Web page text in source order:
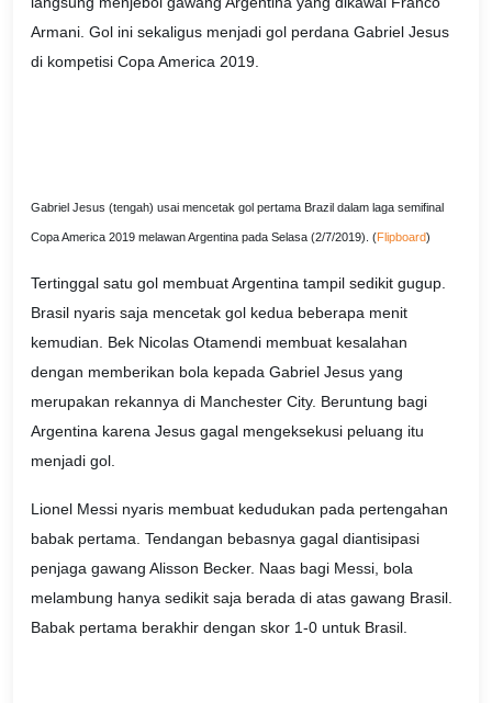
Armani. Gol ini sekaligus menjadi gol perdana Gabriel Jesus
di kompetisi Copa America 2019.
Gabriel Jesus (tengah) usai mencetak gol pertama Brazil dalam laga semifinal
Copa America 2019 melawan Argentina pada Selasa (2/7/2019). (Flipboard)
Tertinggal satu gol membuat Argentina tampil sedikit gugup.
Brasil nyaris saja mencetak gol kedua beberapa menit
kemudian. Bek Nicolas Otamendi membuat kesalahan
dengan memberikan bola kepada Gabriel Jesus yang
merupakan rekannya di Manchester City. Beruntung bagi
Argentina karena Jesus gagal mengeksekusi peluang itu
menjadi gol.
Lionel Messi nyaris membuat kedudukan pada pertengahan
babak pertama. Tendangan bebasnya gagal diantisipasi
penjaga gawang Alisson Becker. Naas bagi Messi, bola
melambung hanya sedikit saja berada di atas gawang Brasil.
Babak pertama berakhir dengan skor 1-0 untuk Brasil.